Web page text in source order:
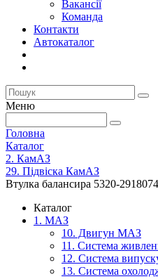
Вакансії
Команда
Контакти
Автокаталог
Меню
Головна
Каталог
2. КамАЗ
29. Підвіска КамАЗ
Втулка балансира 5320-
Каталог
1. МАЗ
10. Двигун МАЗ
11. Система
12. Система
13. Система